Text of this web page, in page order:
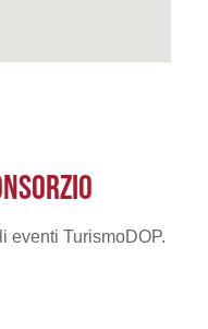
eventi TurismoDOP.